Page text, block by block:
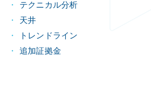
テクニカル分析
天井
トレンドライン
追加証拠金